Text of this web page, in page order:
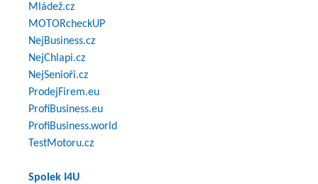
Mládež.cz
MOTORcheckUP
NejBusiness.cz
NejChlapi.cz
NejSenioři.cz
ProdejFirem.eu
ProfiBusiness.eu
ProfiBusiness.world
TestMotoru.cz
Spolek I4U